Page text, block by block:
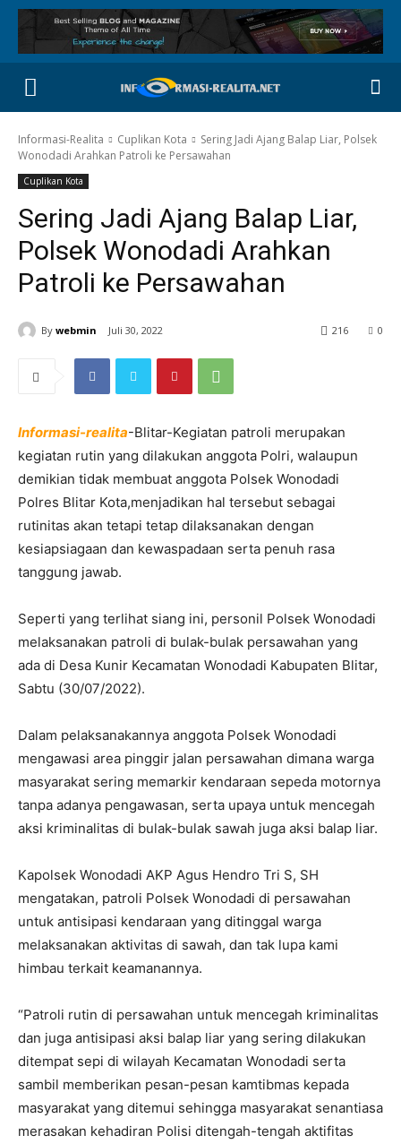
Informasi-Realita Cuplikan Kota
Sering Jadi Ajang Balap Liar, Polsek
Wonodadi Arahkan Patroli ke Persawahan
Cuplikan Kota
Sering Jadi Ajang Balap Liar,
Polsek Wonodadi Arahkan
Patroli ke Persawahan
By webmin Juli 30, 2022 0
216
Informasi-realita-Blitar-Kegiatan patroli merupakan
kegiatan rutin yang dilakukan anggota Polri, walaupun
demikian tidak membuat anggota Polsek Wonodadi
Polres Blitar Kota,menjadikan hal tersebut sebagai
rutinitas akan tetapi tetap dilaksanakan dengan
kesiapsiagaan dan kewaspadaan serta penuh rasa
tanggung jawab.
Seperti yang terlihat siang ini, personil Polsek Wonodadi
melaksanakan patroli di bulak-bulak persawahan yang
ada di Desa Kunir Kecamatan Wonodadi Kabupaten Blitar,
Sabtu (30/07/2022).
Dalam pelaksanakannya anggota Polsek Wonodadi
mengawasi area pinggir jalan persawahan dimana warga
masyarakat sering memarkir kendaraan sepeda motornya
tanpa adanya pengawasan, serta upaya untuk mencegah
aksi kriminalitas di bulak-bulak sawah juga aksi balap liar.
Kapolsek Wonodadi AKP Agus Hendro Tri S, SH
mengatakan, patroli Polsek Wonodadi di persawahan
untuk antisipasi kendaraan yang ditinggal warga
melaksanakan aktivitas di sawah, dan tak lupa kami
himbau terkait keamanannya.
“Patroli rutin di persawahan untuk mencegah kriminalitas
dan juga antisipasi aksi balap liar yang sering dilakukan
ditempat sepi di wilayah Kecamatan Wonodadi serta
sambil memberikan pesan-pesan kamtibmas kepada
masyarakat yang ditemui sehingga masyarakat senantiasa
merasakan kehadiran Polisi ditengah-tengah aktifitas